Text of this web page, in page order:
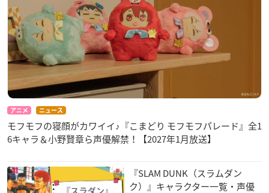
アニメ ニュース
モフモフの寝顔がカワイイ♪『こまどり モフモフパレード』全1
6キャラ＆小野賢章ら声優解禁！【2027年1月放送】
『SLAM DUNK（スラムダン
ク）』キャラクター一覧・声優